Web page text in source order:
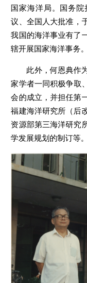
国家海洋局。国务
议、全国人大批准，
我国的海洋事业有了
辖开展国家海洋事务。
此外，何恩典作
家学者一同积极争取
会的成立，并担任第
福建海洋研究所（后
资源部第三海洋研究
学发展规划的制订等。